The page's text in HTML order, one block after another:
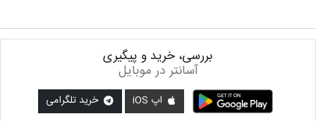
بررسی، خرید و پیگیری
آسانتر در موبایل
اپ iOS خرید تلگرامی